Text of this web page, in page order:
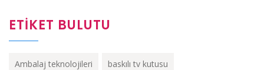
ETIKET BULUTU
Ambalaj teknolojileri baskılı tv kutusu